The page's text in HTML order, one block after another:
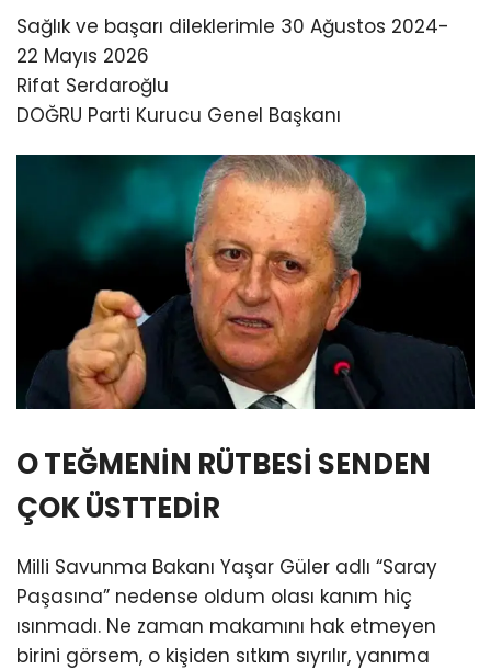
Sağlık ve başarı dileklerimle 30 Ağustos 2024-
22 Mayıs 2026
Rifat Serdaroğlu
DOĞRU Parti Kurucu Genel Başkanı
O TEĞMENİN RÜTBESİ SENDEN
ÇOK ÜSTTEDİR
Milli Savunma Bakanı Yaşar Güler adlı “Saray
Paşasına” nedense oldum olası kanım hiç
ısınmadı. Ne zaman makamını hak etmeyen
birini görsem, o kişiden sıtkım sıyrılır, yanıma